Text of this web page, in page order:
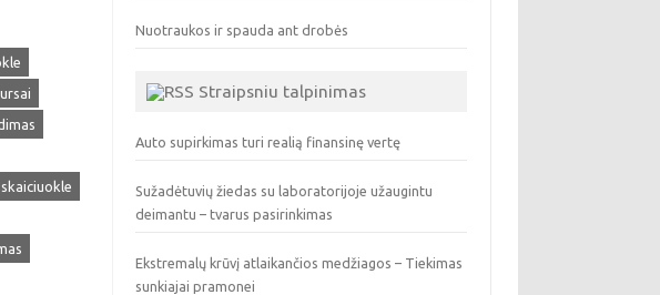
Nuotraukos ir spauda ant drobės
Straipsniu talpinimas
Auto supirkimas turi realią finansinę vertę
Sužadėtuvių žiedas su laboratorijoje užaugintu
deimantu – tvarus pasirinkimas
Ekstremalų krūvį atlaikančios medžiagos – Tiekimas
sunkiajai pramonei